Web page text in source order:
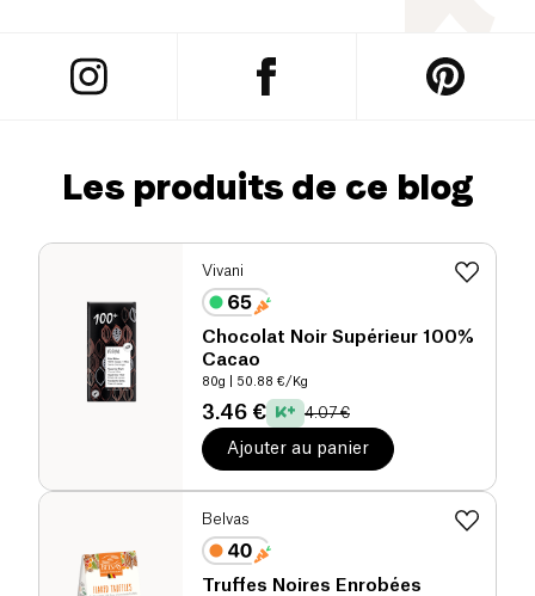
Les produits de ce blog
Vivani
Chocolat Noir Supérieur 100%
Cacao
80g | 50.88 €/Kg
3.46 € 4.07 €
Ajouter au panier
Belvas
Truffes Noires Enrobées